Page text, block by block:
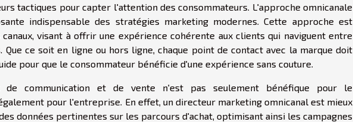
tactiques pour capter l'attention des consommateurs. L'approche omnicanale
indispensable des stratégies marketing modernes. Cette approche est
visant à offrir une expérience cohérente aux clients qui naviguent entre
ce soit en ligne ou hors ligne, chaque point de contact avec la marque doit
pour que le consommateur bénéficie d'une expérience sans couture.
de communication et de vente n'est pas seulement bénéfique pour le
pour l'entreprise. En effet, un directeur marketing omnicanal est mieux
données pertinentes sur les parcours d'achat, optimisant ainsi les campagnes